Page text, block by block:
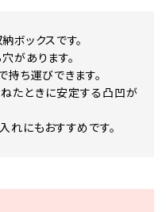
ボックスです。
があります。
持ち運びできます。
たときに安定する凸凹が
れにもおすすめです。